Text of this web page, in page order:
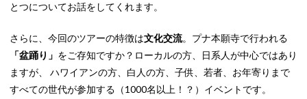
とつについてお話をしてくれます。
さらに、今回のツアーの特徴は文化交流。プナ本願寺で行われる
「盆踊り」 をご存知ですか？ローカルの方、日系人が中心ではあり
ますが、 ハワイアンの方、白人の方、子供、若者、お年寄りまで
すべての世代が参加する（1000名以上！？）イベントです。